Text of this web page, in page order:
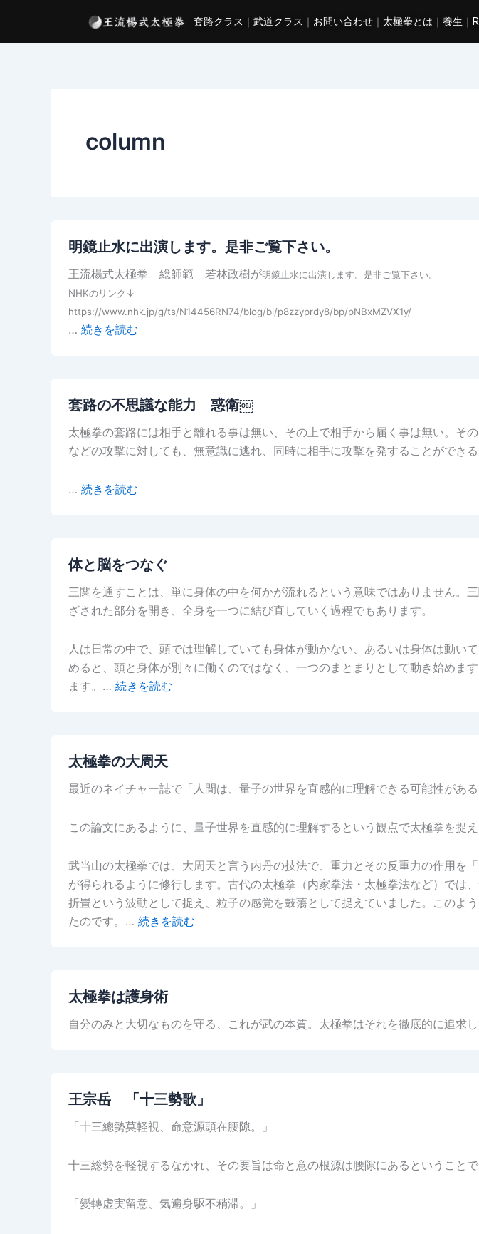
を
套路クラス ｜ 武道クラス ｜ お問い合わせ ｜ 太極拳とは ｜ 養生 ｜
column
明鏡止水に出演します。是非ご覧下さい。
王流楊式太極拳 総師範 若林政樹が明鏡止水に出演します。是非ご覧下さい。
NHKのリンク↓
https://www.nhk.jp/g/ts/N14456RN74/blog/bl/p8zzyprdy8/bp/pNBxMZVX1y/
… 続きを読む
套路の不思議な能力 惑衛￼
太極拳の套路には相手と離れる事は無い、その上で相手から届く事は無い。そ
などの攻撃に対しても、無意識に逃れ、同時に相手に攻撃を発することができる
… 続きを読む
体と脳をつなぐ
三関を通すことは、単に身体の中を何かが流れるという意味ではありません
ざされた部分を開き、全身を一つに結び直していく過程でもあります。
人は日常の中で、頭では理解していても身体が動かない、あるいは身体は動
めると、頭と身体が別々に働くのではなく、一つのまとまりとして動き始めま
ます。… 続きを読む
太極拳の大周天
最近のネイチャー誌で「人間は、量子の世界を直感的に理解できる可能性があ
この論文にあるように、量子世界を直感的に理解するという観点で太極拳を捉え
武当山の太極拳では、大周天と言う内丹の技法で、重力とその反重力の作用を
が得られるように修行します。古代の太極拳（内家拳法・太極拳法など）では
折畳という波動として捉え、粒子の感覚を鼓蕩として捉えていました。このよ
たのです。… 続きを読む
太極拳は護身術
自分のみと大切なものを守る、これが武の本質。太極拳はそれを徹底的に追求
王宗岳 「十三勢歌」
「十三總勢莫軽視、命意源頭在腰隙。」
十三総勢を軽視するなかれ、その要旨は命と意の根源は腰隙にあるということで
「變轉虚実留意、気遍身駆不稍滞。」